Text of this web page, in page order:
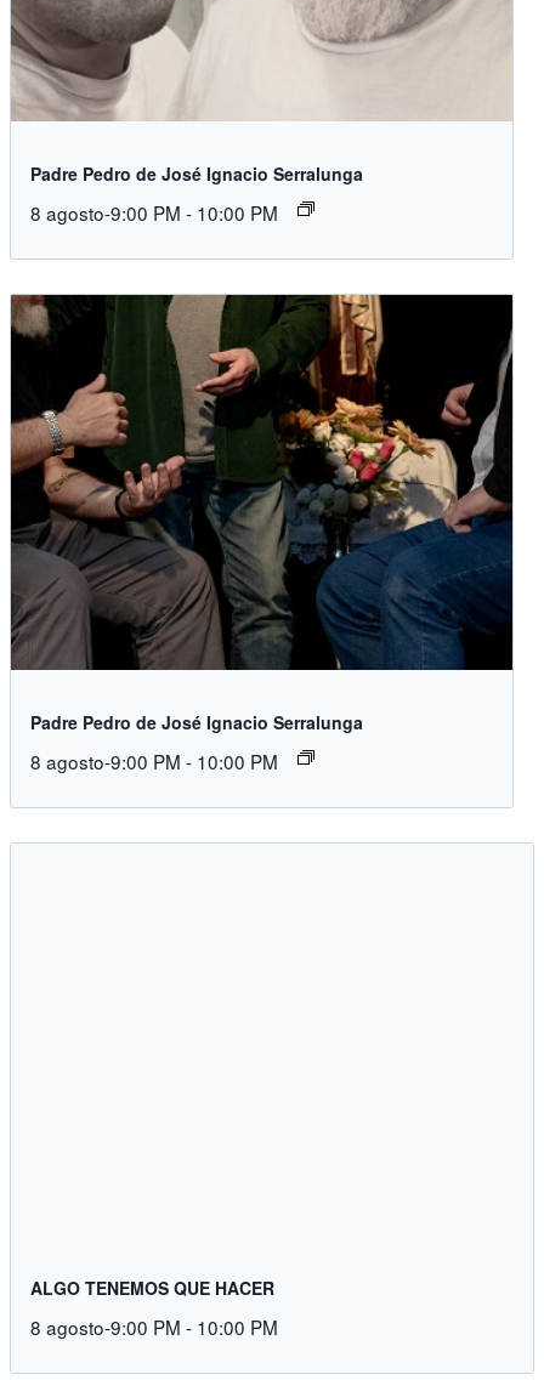
Padre Pedro de José Ignacio Serralunga
8 agosto-9:00 PM - 10:00 PM
Padre Pedro de José Ignacio Serralunga
8 agosto-9:00 PM - 10:00 PM
ALGO TENEMOS QUE HACER
8 agosto-9:00 PM - 10:00 PM